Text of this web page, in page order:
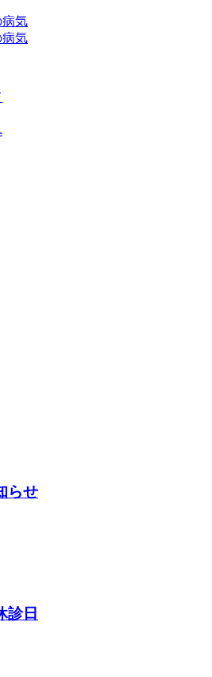
病気
病気
らせ
診日